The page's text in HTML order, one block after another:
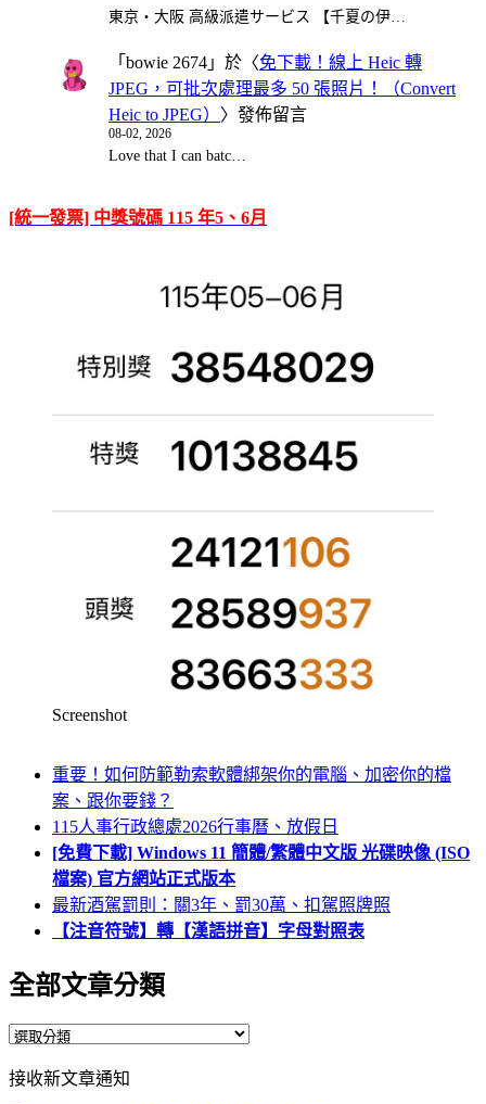
東京・大阪 高級派遣サービス 【千夏の伊…
「 bowie 2674 」於〈免下載！線上 Heic 轉
JPEG，可批次處理最多 50 張照片！（Convert
Heic to JPEG） 〉發佈留言
08-02, 2026
Love that I can batc…
[統一發票] 中獎號碼 115 年5、6月
Screenshot
重要！如何防範勒索軟體綁架你的電腦、加密你的檔
案、跟你要錢？
115人事行政總處2026行事曆、放假日
[免費下載] Windows 11 簡體/繁體中文版 光碟映像 (ISO
檔案) 官方網站正式版本
最新酒駕罰則：關3年、罰30萬、扣駕照牌照
【注音符號】轉【漢語拼音】字母對照表
全部文章分類
全
文
接收新文章通知